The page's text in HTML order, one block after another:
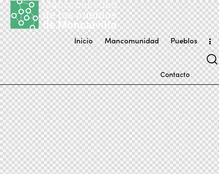
Inicio Mancomunidad Pueblos
Contacto